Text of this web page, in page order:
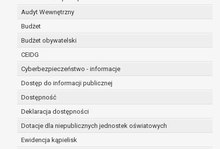
Audyt Wewnętrzny
Budżet
Budżet obywatelski
CEIDG
Cyberbezpieczeństwo - informacje
Dostęp do informacji publicznej
Dostępność
Deklaracja dostępności
Dotacje dla niepublicznych jednostek oświatowych
Ewidencja kąpielisk
osobowych;
podmioty upoważnione do odbioru danych
przepisów prawa.
Pani/Pana dane osobowe będą przetwarzane
przez okres niezbędny do realizacji celu dla jakiego
zostały zebrane oraz zgodnie z terminami
archiwizacji określonymi przez przepisy prawa
powszechnie obowiązującego.
W przypadku, gdy dane osobowe przetwarzane są
na podstawie zgody osoby, której dane dotyczą
przetwarzanie odbywa się do czasu wycofania tej
zgody.
W przypadku, gdy dane osobowe przetwarzane są